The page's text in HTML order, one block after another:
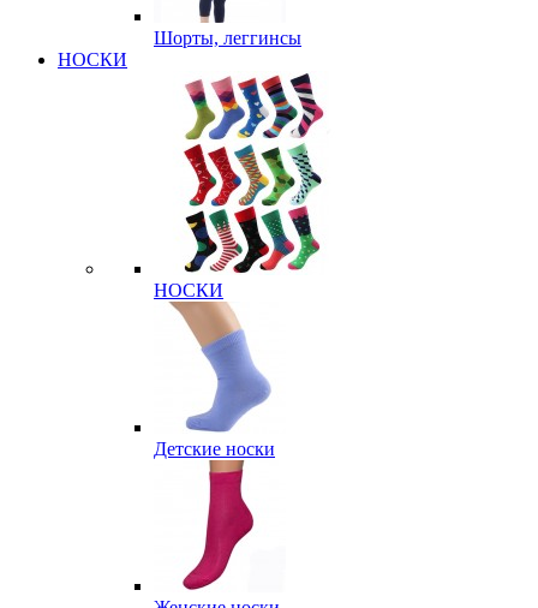
Шорты, леггинсы
НОСКИ
НОСКИ
Детские носки